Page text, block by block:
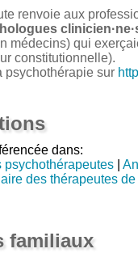
renvoie aux
médecins) qui
constitutionnelle).
psychothérapie sur
dans:
psychothérapeutes|
des thérapeutes
familiaux